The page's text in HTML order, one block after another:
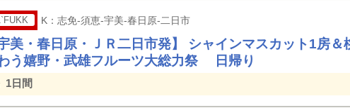
K：志免-須恵-宇美-春日原-二日市
美・春日原・ＪＲ二日市発】 シャインマスカット1房＆
う嬉野・武雄フルーツ大総力祭 日帰り
1日間